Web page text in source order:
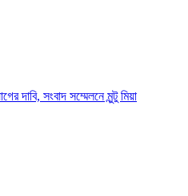
দাবি, সংবাদ সম্মেলনে মুন্টু মিয়া